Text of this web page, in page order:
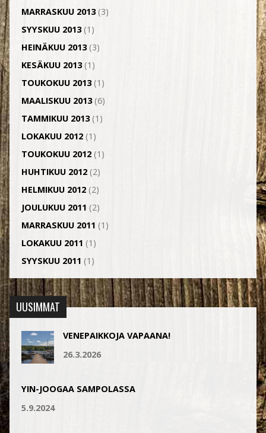
MARRASKUU 2013(3)
SYYSKUU 2013(1)
HEINÄKUU 2013(3)
KESÄKUU 2013(1)
TOUKOKUU 2013(1)
MAALISKUU 2013(6)
TAMMIKUU 2013(1)
LOKAKUU 2012(1)
TOUKOKUU 2012(1)
HUHTIKUU 2012(2)
HELMIKUU 2012(2)
JOULUKUU 2011 (2)
MARRASKUU 2011 (1)
LOKAKUU 2011 (1)
SYYSKUU 2011 (1)
UUSIMMAT
VENEPAIKKOJA VAPAANA!
26.3.2026
YIN-JOOGAA SAMPOLASSA
5.9.2024